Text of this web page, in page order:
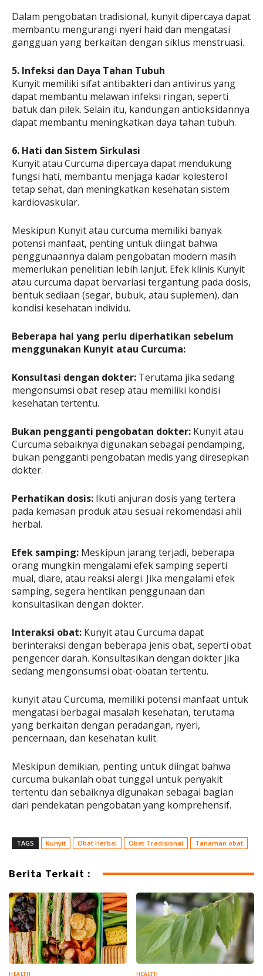
Dalam pengobatan tradisional, kunyit dipercaya dapat
membantu mengurangi nyeri haid dan mengatasi
gangguan yang berkaitan dengan siklus menstruasi.
5. Infeksi dan Daya Tahan Tubuh
Kunyit memiliki sifat antibakteri dan antivirus yang
dapat membantu melawan infeksi ringan, seperti
batuk dan pilek. Selain itu, kandungan antioksidannya
dapat membantu meningkatkan daya tahan tubuh.
6. Hati dan Sistem Sirkulasi
Kunyit atau Curcuma dipercaya dapat mendukung
fungsi hati, membantu menjaga kadar kolesterol
tetap sehat, dan meningkatkan kesehatan sistem
kardiovaskular.
Meskipun Kunyit atau curcuma memiliki banyak
potensi manfaat, penting untuk diingat bahwa
penggunaannya dalam pengobatan modern masih
memerlukan penelitian lebih lanjut. Efek klinis Kunyit
atau curcuma dapat bervariasi tergantung pada dosis,
bentuk sediaan (segar, bubuk, atau suplemen), dan
kondisi kesehatan individu.
Beberapa hal yang perlu diperhatikan sebelum
menggunakan Kunyit atau Curcuma:
Konsultasi dengan dokter: Terutama jika sedang
mengonsumsi obat resep atau memiliki kondisi
kesehatan tertentu.
Bukan pengganti pengobatan dokter: Kunyit atau
Curcuma sebaiknya digunakan sebagai pendamping,
bukan pengganti pengobatan medis yang diresepkan
dokter.
Perhatikan dosis: Ikuti anjuran dosis yang tertera
pada kemasan produk atau sesuai rekomendasi ahli
herbal.
Efek samping: Meskipun jarang terjadi, beberapa
orang mungkin mengalami efek samping seperti
mual, diare, atau reaksi alergi. Jika mengalami efek
samping, segera hentikan penggunaan dan
konsultasikan dengan dokter.
Interaksi obat: Kunyit atau Curcuma dapat
berinteraksi dengan beberapa jenis obat, seperti obat
pengencer darah. Konsultasikan dengan dokter jika
sedang mengonsumsi obat-obatan tertentu.
kunyit atau Curcuma, memiliki potensi manfaat untuk
mengatasi berbagai masalah kesehatan, terutama
yang berkaitan dengan peradangan, nyeri,
pencernaan, dan kesehatan kulit.
Meskipun demikian, penting untuk diingat bahwa
curcuma bukanlah obat tunggal untuk penyakit
tertentu dan sebaiknya digunakan sebagai bagian
dari pendekatan pengobatan yang komprehensif.
TAGS Kunyit Obat Herbal Obat Tradisional Tanaman obat
Berita Terkait :
HEALTH HEALTH